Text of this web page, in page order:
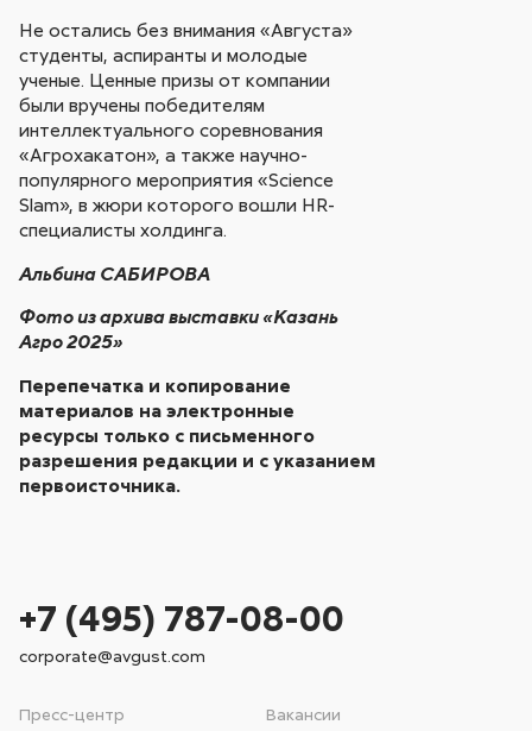
Не остались без внимания «Августа»
студенты, аспиранты и молодые
ученые. Ценные призы от компании
были вручены победителям
интеллектуального соревнования
«Агрохакатон», а также научно-
популярного мероприятия «Science
Slam», в жюри которого вошли HR-
специалисты холдинга.
Альбина САБИРОВА
Фото из архива выставки «Казань
Агро 2025»
Перепечатка и копирование
материалов на электронные
ресурсы только с письменного
разрешения редакции и с указанием
первоисточника.
Пресс-центр Вакансии
+7 (495) 787-08-00
corporate@avgust.com